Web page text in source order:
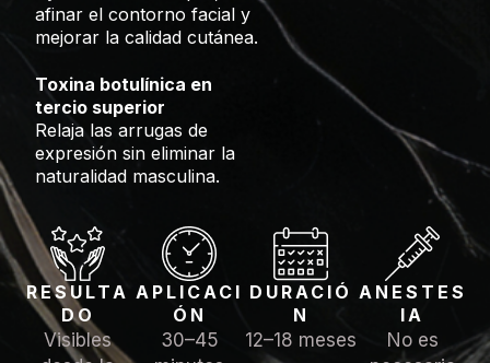
afinar el contorno facial y
mejorar la calidad cutánea.
Toxina botulínica en
tercio superior
Relaja las arrugas de
expresión sin eliminar la
naturalidad masculina.
RESULTA
DO
Visibles
APLICACI
ÓN
30–45
DURACIÓ
N
12–18 meses
ANESTES
IA
No es